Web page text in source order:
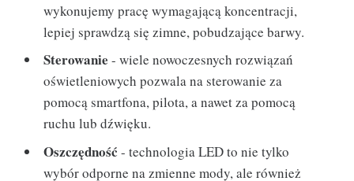
wykonujemy pracę wymagającą koncentracji,
lepiej sprawdzą się zimne, pobudzające barwy.
Sterowanie - wiele nowoczesnych rozwiązań
oświetleniowych pozwala na sterowanie za
pomocą smartfona, pilota, a nawet za pomocą
ruchu lub dźwięku.
Oszczędność - technologia LED to nie tylko
wybór odporne na zmienne mody, ale również